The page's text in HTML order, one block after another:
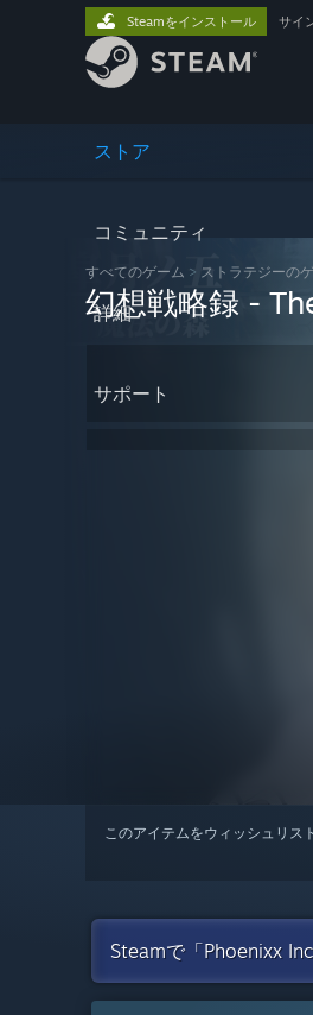
ストア
コミュニティ
詳細
サポート
Steamをインストール サイ
すべてのゲーム > ストラテジーの
幻想戦略録 -
このアイテムをウィッシュリス
Steamで「Phoenixx